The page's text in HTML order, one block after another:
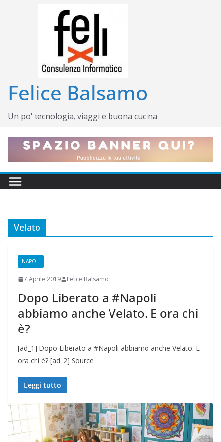
Felice Balsamo
Un po' tecnologia, viaggi e buona cucina
Velato
NAPOLI
7 Aprile 2019 Felice Balsamo
Dopo Liberato a #Napoli
abbiamo anche Velato. E ora chi
è?
[ad_1] Dopo Liberato a #Napoli abbiamo anche Velato. E
ora chi è? [ad_2] Source
Leggi tutto